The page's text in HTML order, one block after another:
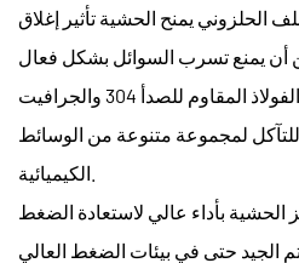
الحلزوني يمنح الحشية تأثير إغلاق
مقاومة التآكل: مزيج من الفولاذ المقاوم للصدأ 304 والجرافيت
للتآكل لمجموعة متنوعة من الوسائط
الحشية بأداء عالي لاستعادة الضغط